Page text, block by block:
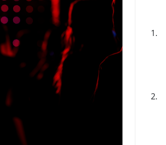
1.
2.